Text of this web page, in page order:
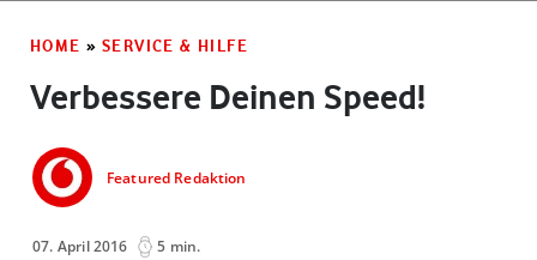
HOME » SERVICE & HILFE
Verbessere Deinen Speed!
Featured Redaktion
07. April 2016 5 min.